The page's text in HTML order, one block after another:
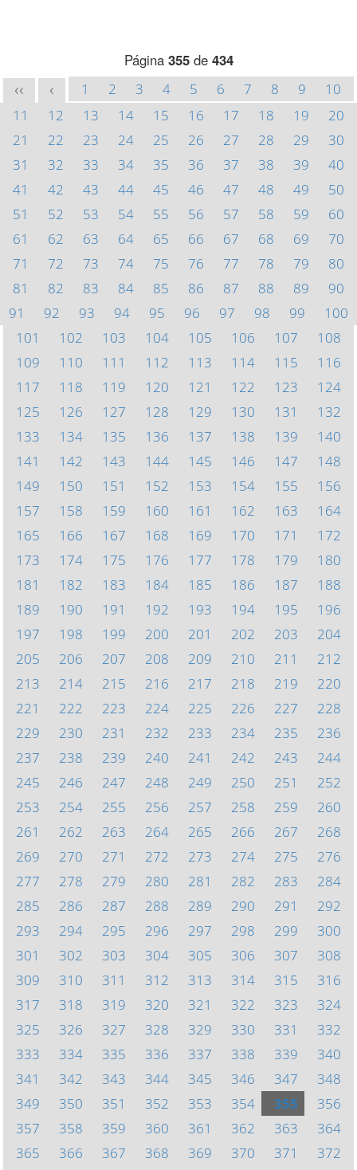
Página 355de 434
<< < 1 2 3 4 5 6 7 8 9
10
11
12 13 14 15 16 17 18 19
20
21
22 23 24 25 26 27 28 29
30
31
32 33 34 35 36 37 38 39
40
41
42 43 44 45 46 47 48 49
50
51
52 53 54 55 56 57 58 59
60
61
62 63 64 65 66 67 68 69
70
71
72 73 74 75 76 77 78 79
80
81
82 83 84 85 86 87 88 89
90
91
92 93 94 95 96 97 98 99
100
101
102 103 104 105 106 107
108
109
110 111 112 113 114 115
116
117
118 119 120 121 122 123
124
125
126 127 128 129 130 131
132
133
134 135 136 137 138 139
140
141
142 143 144 145 146 147
148
149
150 151 152 153 154 155
156
157
158 159 160 161 162 163
164
165
166 167 168 169 170 171
172
173
174 175 176 177 178 179
180
181
182 183 184 185 186 187
188
189
190 191 192 193 194 195
196
197
198 199 200 201 202 203
204
205
206 207 208 209 210 211
212
213
214 215 216 217 218 219
220
221
222 223 224 225 226 227
228
229
230 231 232 233 234 235
236
237
238 239 240 241 242 243
244
245
246 247 248 249 250 251
252
253
254 255 256 257 258 259
260
261
262 263 264 265 266 267
268
269
270 271 272 273 274 275
276
277
278 279 280 281 282 283
284
285
286 287 288 289 290 291
292
293
294 295 296 297 298 299
300
301
302 303 304 305 306 307
308
309
310 311 312 313 314 315
316
317
318 319 320 321 322 323
324
325
326 327 328 329 330 331
332
333
334 335 336 337 338 339
340
341
342 343 344 345 346 347
348
349
350 351 352 353 354 355
356
357
358 359 360 361 362 363
364
365
366 367 368 369 370 371
372